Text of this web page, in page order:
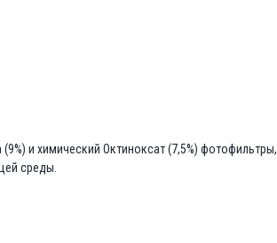
и химический Октиноксат (7,5%) фотофильтры,
среды.